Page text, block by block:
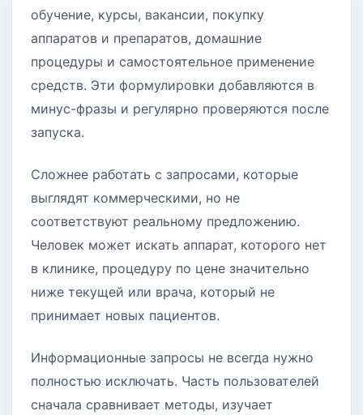
обучение, курсы, вакансии, покупку
аппаратов и препаратов, домашние
процедуры и самостоятельное применение
средств. Эти формулировки добавляются в
минус-фразы и регулярно проверяются после
запуска.
Сложнее работать с запросами, которые
выглядят коммерческими, но не
соответствуют реальному предложению.
Человек может искать аппарат, которого нет
в клинике, процедуру по цене значительно
ниже текущей или врача, который не
принимает новых пациентов.
Информационные запросы не всегда нужно
полностью исключать. Часть пользователей
сначала сравнивает методы, изучает